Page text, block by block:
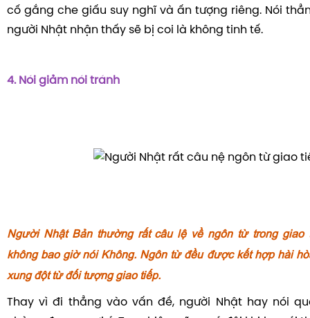
cố gắng che giấu suy nghĩ và ấn tượng riêng. Nói
người Nhật nhận thấy sẽ bị coi là không tinh tế.
4. Nói giảm nói tránh
Người Nhật Bản thường rất câu lệ về ngôn từ trong giao
không bao giờ nói Không. Ngôn từ đều được kết hợp hài
xung đột từ đối tượng giao tiếp.
Thay vì đi thẳng vào vấn đề, người Nhật hay nói